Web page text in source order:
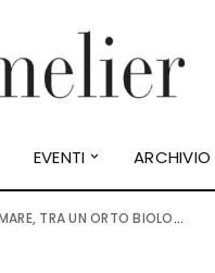
EVENTI ARCHIVIO
PALMENTO: L’AFFASCINANTE CASTELLO SAN MARCO